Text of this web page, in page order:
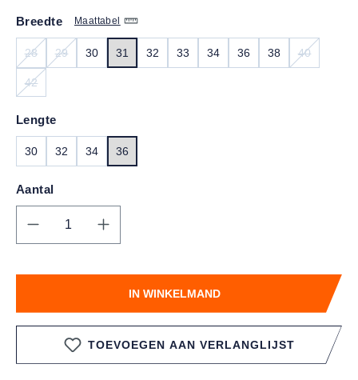
Maattabel
Breedte
28
(DEZE OPTIE IS MOMENTEEL NIET BESCHIKBAAR.)
29
(DEZE OPTIE IS MOMENTEEL NIET BESCHIKBAAR.)
30 31 32 33 34 36 38 40
42
Lengte
30 32 34 36
Aantal
Producthoeveelheid: Voer de gewenste
IN WINKELMAND
TOEVOEGEN AAN VERLANGLIJST